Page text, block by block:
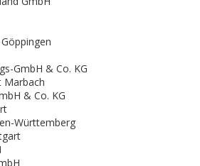
GmbH & Co. KG
Marbach
& Co. KG
Württemberg